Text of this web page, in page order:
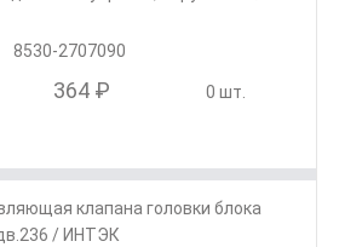
8530-2707090
364 ₽ 0 шт.
клапана головки блока
/ ИНТЭК